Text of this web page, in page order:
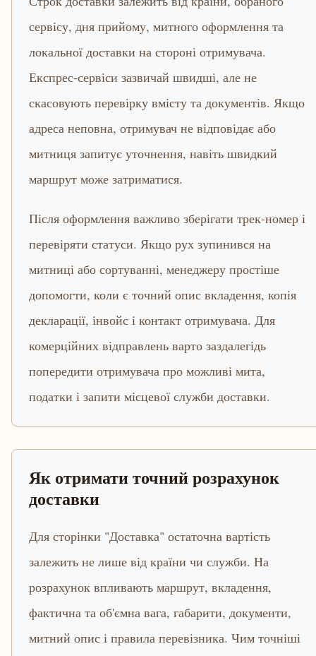
сервісу, дня прийому, митного оформлення та
локальної доставки на стороні отримувача.
Експрес-сервіси зазвичай швидші, але не
скасовують перевірку вмісту та документів. Якщо
адреса неповна, отримувач не відповідає або
митниця запитує уточнення, навіть швидкий
маршрут може затриматися.
Після оформлення важливо зберігати трек-номер і
перевіряти статуси. Якщо рух зупинився на
митниці або сортуванні, менеджеру простіше
допомогти, коли є точний опис вкладення, копія
декларації, інвойс і контакт отримувача. Для
комерційних відправлень варто заздалегідь
попередити отримувача про можливі мита,
податки і запити місцевої служби доставки.
Як отримати точний розрахунок
доставки
Для сторінки "Доставка" остаточна вартість
залежить не лише від країни чи служби. На
розрахунок впливають маршрут, вкладення,
фактична та об'ємна вага, габарити, документи,
митний опис і правила перевізника. Чим точніші